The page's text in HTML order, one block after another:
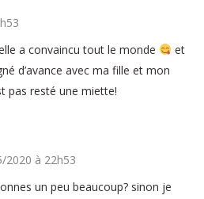
a convaincu tout le monde
et
d’avance avec ma fille et mon
pas resté une miette!
2020 à 22h53
un peu beaucoup? sinon je